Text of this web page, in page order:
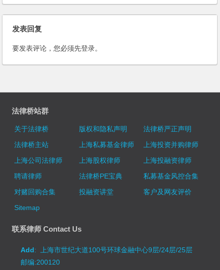
发表回复
要发表评论，您必须先登录。
法律桥站群
关于法律桥 版权和隐私声明
法律桥严正声明
法律桥主站
上海私募基金律师
上海投资并购律师
上海公司法律师
上海股权律师
上海投融资律师
聘请律师
法律桥PE宝典
私募基金风控合集
对赌回购合集
投融资讲堂
客户及网友评价
Sitemap
联系律师 Contact Us
Add: 上海市世纪大道100号环球金融中心9层/24层/25层
邮编:200120